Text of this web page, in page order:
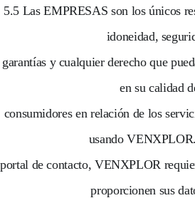
5.5 Las EMPRESAS son los únicos
idoneidad,
garantías y cualquier derecho que
en su calidad
consumidores en relación de los
usando
portal de contacto, VENXPLOR
proporcionen sus